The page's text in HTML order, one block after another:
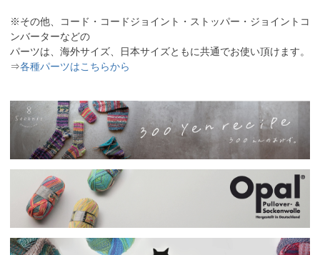
※その他、コード・コードジョイント・ストッパー・ジョイントコ
ンバーターなどの
パーツは、海外サイズ、日本サイズともに共通でお使い頂けます。
⇒各種パーツはこちらから